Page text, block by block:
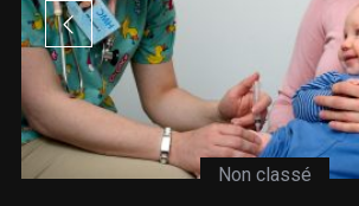
Non classé